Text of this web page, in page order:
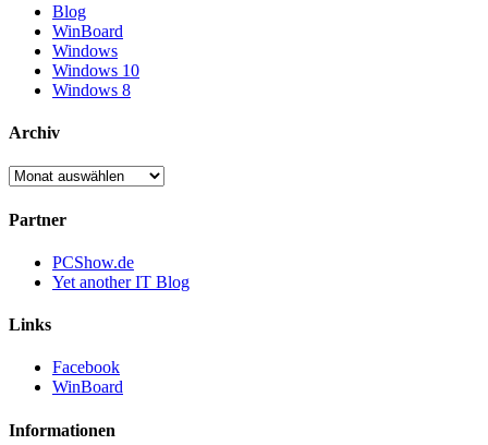
Blog
WinBoard
Windows
Windows 10
Windows 8
Archiv
Archiv
Partner
PCShow.de
Yet another IT Blog
Links
Facebook
WinBoard
Informationen